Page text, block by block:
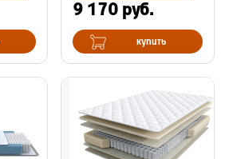
9 170 руб.
купить